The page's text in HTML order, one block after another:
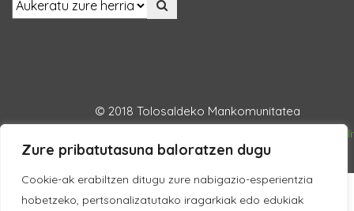
Zure pribatutasuna baloratzen dugu
Cookie-ak erabiltzen ditugu zure nabigazio-esperientzia
hobetzeko, pertsonalizatutako iragarkiak edo edukiak
© 2018 Tolosaldeko Mankomunitatea
Cookie